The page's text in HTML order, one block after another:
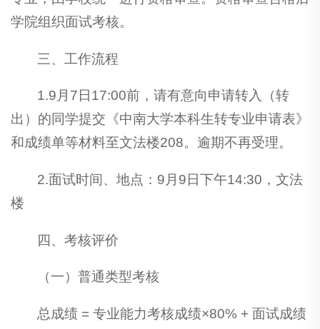
学院组织面试考核。
三、工作流程
1.9月7日17:00前，请有意向申请转入（转
出）的同学提交《中南大学本科生转专业申请表》
和成绩单等材料至文法楼208。逾期不再受理。
2.面试时间、地点：9月9日下午14:30，文法
楼
四、考核评价
（一）普通类型考核
总成绩 = 专业能力考核成绩×80% + 面试成绩